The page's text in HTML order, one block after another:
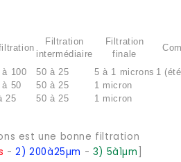
Filtration
intermédiaire
Filtration
finale
à 100 50 à 25 5 à 1 microns 1
à 50 50 à 25
1 micron
25 50 à 25
1 micron
est une bonne filtration
-2) 200à25µm - 3) 5à1µm